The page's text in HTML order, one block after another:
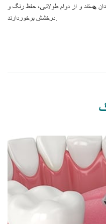
هستند و از دوام طولانی، حفظ رنگ و
درخشش برخوردارند.